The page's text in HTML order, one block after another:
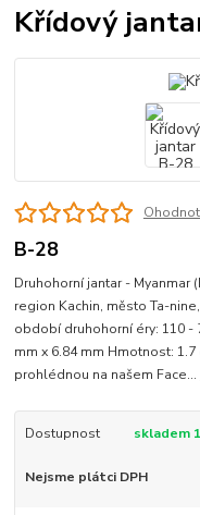
Křídový
B-28
Druhohorní jantar - Myanmar
region Kachin, město Ta-
období druhohorní éry: 110 -
mm x 6.84 mm Hmotnost:
prohlédnou na našem Face...
Dostupnost skladem
Nejsme plátci DPH